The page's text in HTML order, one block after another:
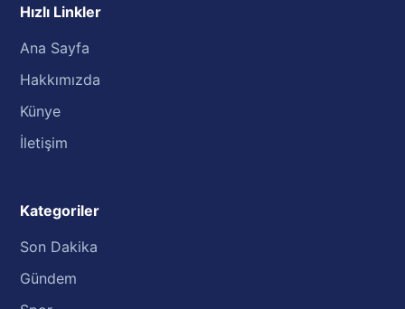
Hızlı Linkler
Ana Sayfa
Hakkımızda
Künye
İletişim
Kategoriler
Son Dakika
Gündem